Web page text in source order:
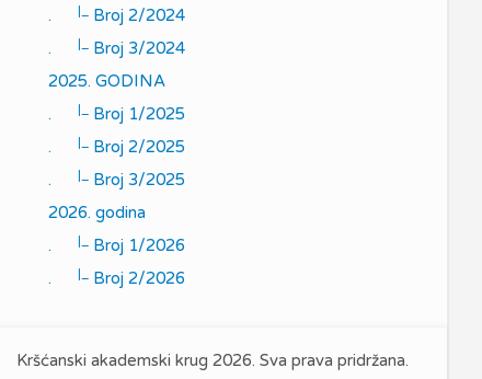
.
|_
Broj 2/2024
.
|_
Broj 3/2024
2025. GODINA
.
|_
Broj 1/2025
.
|_
Broj 2/2025
.
|_
Broj 3/2025
2026. godina
.
|_
Broj 1/2026
.
|_ Broj 2/2026
Kršćanski akademski krug 2026. Sva prava pridržana.